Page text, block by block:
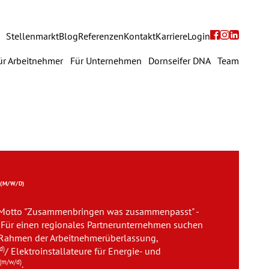
Navigation
StellenmarktBlogReferenzenKontaktKarriereLogin
Arbeitnehmer Für Unternehmen Dornseifer DNA Team
(M/W/D)
"Zusammenbringen was zusammenpasst" -
einen regionales Partnerunternehmen suchen
der Arbeitnehmerüberlassung,
/ Elektroinstallateure für Energie- und
(m/w/d).
Stellenmarkt
Blog